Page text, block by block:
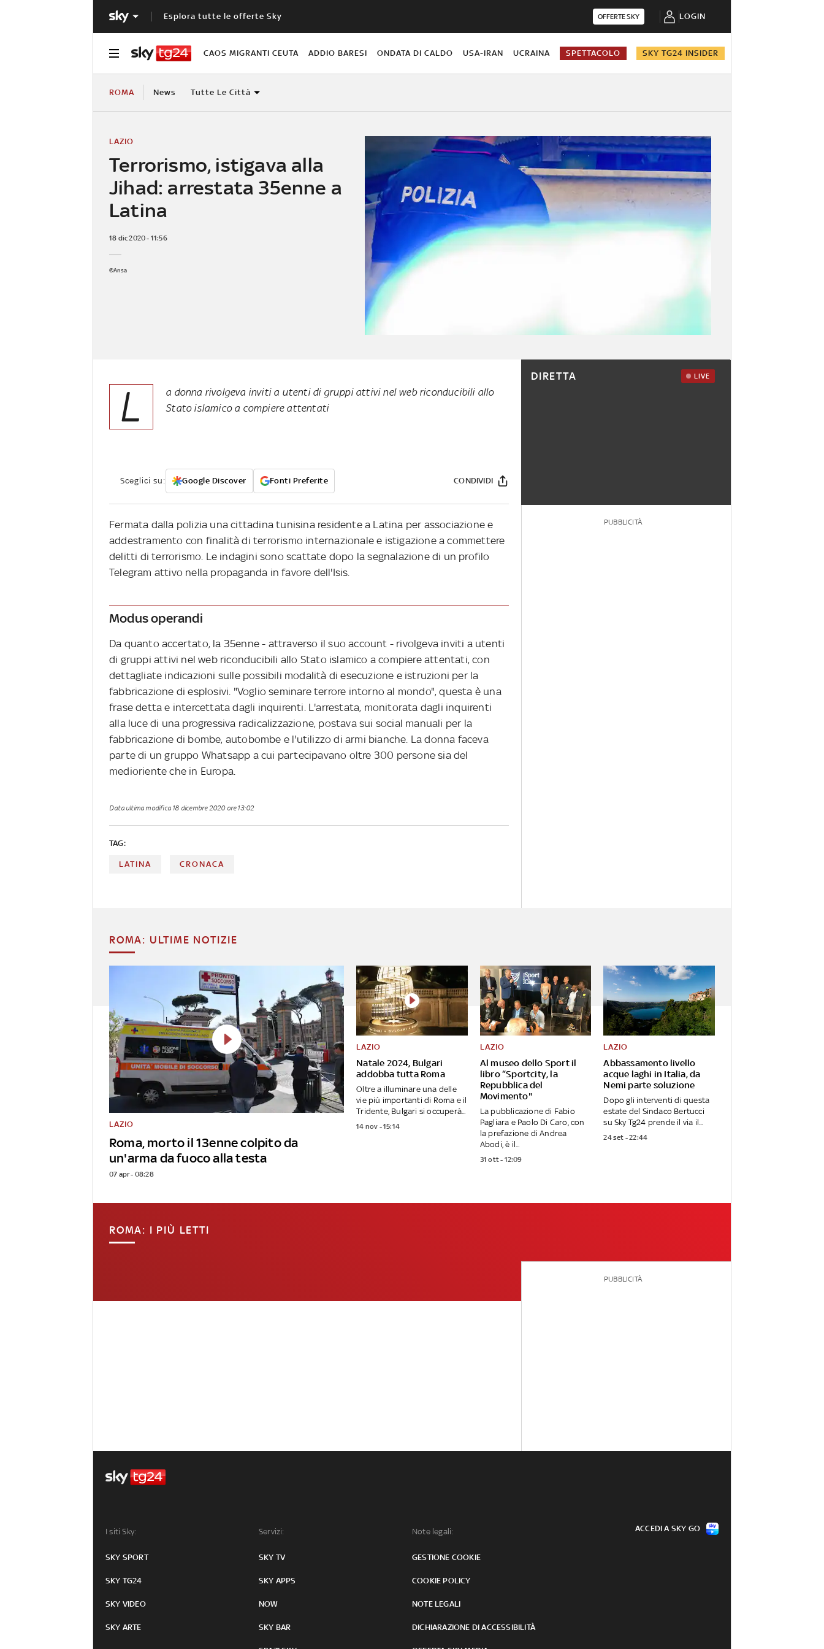
Esplora tutte le offerte Sky OFFERTE SKY LOGIN
CAOS MIGRANTI CEUTA ADDIO BARESI ONDATA DI CALDO USA-IRAN UCRAINA SPETTACOLO SKY TG24 INSIDER
ROMA News Tutte Le Città
Terrorismo, istigava alla
Jihad: arrestata 35enne a
Latina
LAZIO
18 dic 2020 - 11:56
©Ansa
L
a donna rivolgeva inviti a utenti di gruppi attivi nel web riconducibili allo
Stato islamico a compiere attentati
Sceglici su: Google Discover Fonti Preferite CONDIVIDI
Fermata dalla polizia una cittadina tunisina residente a Latina per associazione e
addestramento con finalità di terrorismo internazionale e istigazione a commettere
delitti di terrorismo. Le indagini sono scattate dopo la segnalazione di un profilo
Telegram attivo nella propaganda in favore dell'Isis.
Modus operandi
Da quanto accertato, la 35enne - attraverso il suo account - rivolgeva inviti a utenti
di gruppi attivi nel web riconducibili allo Stato islamico a compiere attentati, con
dettagliate indicazioni sulle possibili modalità di esecuzione e istruzioni per la
fabbricazione di esplosivi. "Voglio seminare terrore intorno al mondo", questa è una
frase detta e intercettata dagli inquirenti. L'arrestata, monitorata dagli inquirenti
alla luce di una progressiva radicalizzazione, postava sui social manuali per la
fabbricazione di bombe, autobombe e l'utilizzo di armi bianche. La donna faceva
parte di un gruppo Whatsapp a cui partecipavano oltre 300 persone sia del
medioriente che in Europa.
Data ultima modifica 18 dicembre 2020 ore 13:02
TAG:
LATINA CRONACA
DIRETTA LIVE
PUBBLICITÀ
ROMA: ULTIME NOTIZIE
Roma, morto il 13enne colpito da
un'arma da fuoco alla testa
LAZIO
07 apr - 08:28
Natale 2024, Bulgari
addobba tutta Roma
LAZIO
Oltre a illuminare una delle
vie più importanti di Roma e il
Tridente, Bulgari si occuperà...
14 nov - 15:14
Al museo dello Sport il
libro “Sportcity, la
Repubblica del
Movimento"
LAZIO
La pubblicazione di Fabio
Pagliara e Paolo Di Caro, con
la prefazione di Andrea
Abodi, è il...
31 ott - 12:09
Abbassamento livello
acque laghi in Italia, da
Nemi parte soluzione
LAZIO
Dopo gli interventi di questa
estate del Sindaco Bertucci
su Sky Tg24 prende il via il...
24 set - 22:44
ROMA: I PIÙ LETTI
PUBBLICITÀ
I siti Sky:
SKY SPORT
SKY TG24
SKY VIDEO
SKY ARTE
Servizi:
SKY TV
SKY APPS
NOW
SKY BAR
Note legali:
GESTIONE COOKIE
COOKIE POLICY
NOTE LEGALI
DICHIARAZIONE DI ACCESSIBILITÀ
ACCEDI A SKY GO